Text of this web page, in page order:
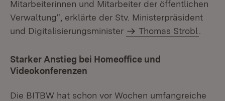
Mitarbeiterinnen und Mitarbeiter der öffentlichen
Verwaltung“, erklärte der Stv. Ministerpräsident
und Digitalisierungsminister
Thomas Strobl
Starker Anstieg bei Homeoffice und
Videokonferenzen
Die BITBW hat schon vor Wochen umfangreiche